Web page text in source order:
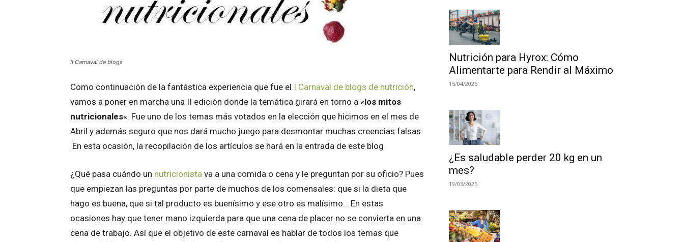
II Carnaval de blogs
Como continuación de la fantástica experiencia que fue el I Carnaval de blogs de nutrición,
vamos a poner en marcha una II edición donde la temática girará en torno a «los mitos
nutricionales«. Fue uno de los temas más votados en la elección que hicimos en el mes de
Abril y además seguro que nos dará mucho juego para desmontar muchas creencias falsas.
En esta ocasión, la recopilación de los artículos se hará en la entrada de este blog
¿Qué pasa cuándo un nutricionista va a una comida o cena y le preguntan por su oficio? Pues
que empiezan las preguntas por parte de muchos de los comensales: que si la dieta que
hago es buena, que si tal producto es buenísimo y ese otro es malísimo… En estas
ocasiones hay que tener mano izquierda para que una cena de placer no se convierta en una
cena de trabajo. Así que el objetivo de este carnaval es hablar de todos los temas que
Nutrición para Hyrox: Cómo
Alimentarte para Rendir al Máximo
15/04/2025
¿Es saludable perder 20 kg en un
mes?
19/03/2025